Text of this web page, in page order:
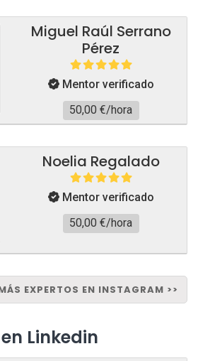
Miguel Raúl Serrano
Pérez
Mentor verificado
50,00 €/hora
Noelia Regalado
Mentor verificado
50,00 €/hora
EXPERTOS EN INSTAGRAM >>
Linkedin